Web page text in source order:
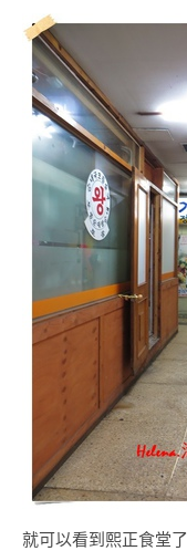
就可以看到熙正食堂了